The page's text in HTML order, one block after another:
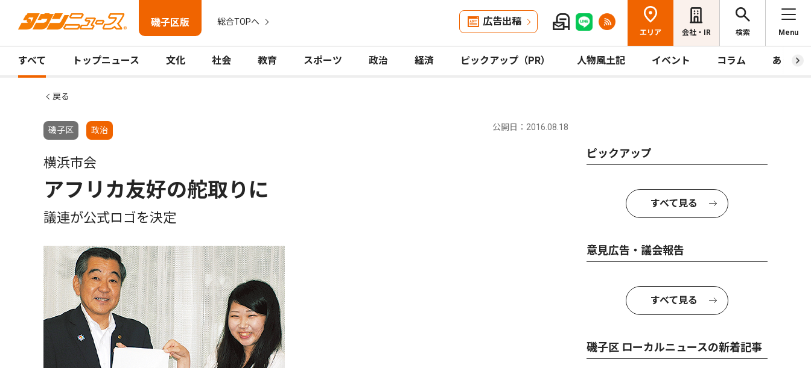
磯子区版 総合TOPへ 広告出稿
エリア 会社・IR 検索 Menu
すべて トップニュース 文化 社会 教育 スポーツ 政治 経済 ピックアップ（PR） 人物風土記 イベント コラム あっと
戻る
磯子区 政治 公開日：2016.08.18
横浜市会
アフリカ友好の舵取りに
議連が公式ロゴを決定
ピックアップ
すべて見る
意見広告・議会報告
すべて見る
磯子区 ローカルニュースの新着記事